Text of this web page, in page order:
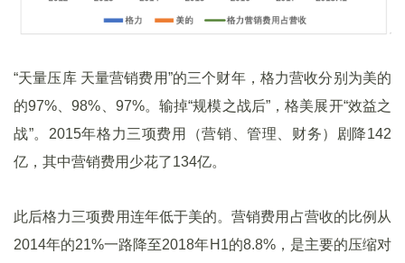
“天量压库 天量营销费用”的三个财年，格力营收分别为美的
的97%、98%、97%。输掉“规模之战后”，格美展开“效益之
战”。2015年格力三项费用（营销、管理、财务）剧降142
亿，其中营销费用少花了134亿。
此后格力三项费用连年低于美的。营销费用占营收的比例从
2014年的21%一路降至2018年H1的8.8%，是主要的压缩对